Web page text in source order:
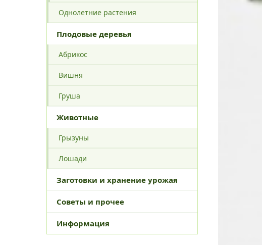
Однолетние растения
Плодовые деревья
Абрикос
Вишня
Груша
Животные
Грызуны
Лошади
Заготовки и хранение урожая
Советы и прочее
Информация